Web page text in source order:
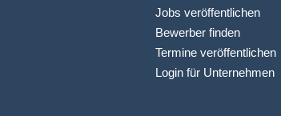
Jobs veröffentlichen
Bewerber finden
Termine veröffentlichen
Login für Unternehmen